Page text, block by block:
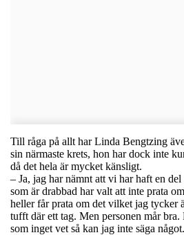
Till råga på allt har Linda Bengtzing
sin närmaste krets, hon har dock inte
då det hela är mycket känsligt.
– Ja, jag har nämnt att vi har haft en
som är drabbad har valt att inte prata
heller får prata om det vilket jag tycker
tufft där ett tag. Men personen mår bra.
som inget vet så kan jag inte säga något.